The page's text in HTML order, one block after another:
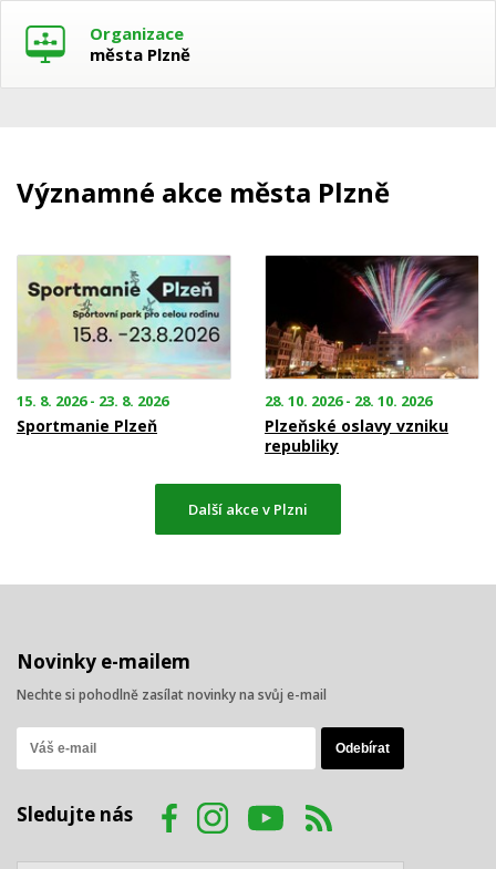
Organizace
města Plzně
Významné akce města Plzně
15. 8. 2026 - 23. 8. 2026
Sportmanie Plzeň
28. 10. 2026 - 28. 10. 2026
Plzeňské oslavy vzniku
republiky
Další akce v Plzni
Novinky e-mailem
Nechte si pohodlně zasílat novinky na svůj e-mail
Sledujte nás